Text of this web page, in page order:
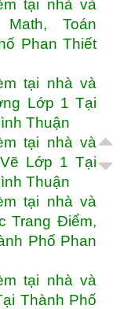
tại nhà và
Toán
Phan Thiết
tại nhà và
Lớp 1 Tại
Thuận
tại nhà và
Lớp 1 Tại
Thuận
tại nhà và
Trang Điểm,
Phố Phan
tại nhà và
Thành Phố